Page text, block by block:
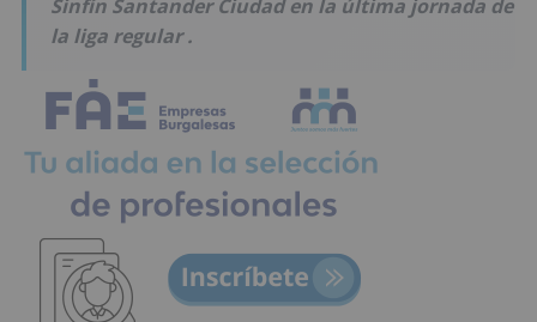
Sinfín Santander Ciudad en la última jornada de
la liga regular .